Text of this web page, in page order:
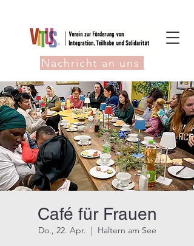
Nachricht an uns
Café für Frauen
Do., 22. Apr.
  |
Haltern am See